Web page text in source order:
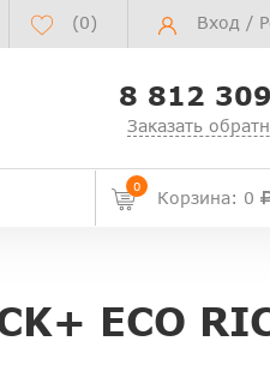
(0) Вход /
8 812
Заказать
0
Корзина: 0
ECO